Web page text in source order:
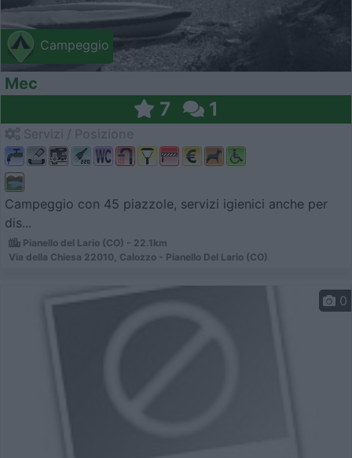
Campeggio
Mec
7 1
Campeggio con 45 piazzole, servizi igienici anche per
dis...
Pianello del Lario (CO) - 22.1km
Via della Chiesa 22010, Calozzo - Pianello Del Lario (CO)
0